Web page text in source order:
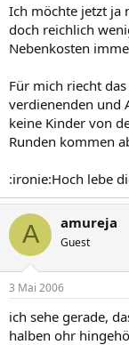
Ich möchte jetzt ja
doch reichlich
Nebenkosten
Für mich riecht
verdienenden und
keine Kinder von
Runden kommen
:ironie:Hoch lebe
A amureja
Guest
3 Mai 2006
ich sehe gerade,
halben ohr